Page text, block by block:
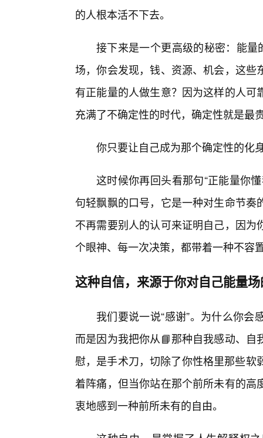
的人根本活不下去。
接下来是一个更高级的秘密：能量
场，你会发现，钱、资源、机会，这
有正能量的人做生意？因为这样的人
充满了不确定性的时代，确定性就是最
你只要让自己成为那个确定性的化
这时候你再回头看那句“正能量你
句轻飘飘的口号，它是一种对生命节
不再需要别人的认可来证明自己，因
个眼神、每一次决策，都带着一种不容
这种自信，来源于你对自己能量
我们要说一说“感谢”。为什么你
而是因为我把你从📘那种自我感动、
慰，是手术刀，切除了你性格里那些
着阵痛，但当你站在那个前所未有的
衷地感到一种前所未有的自由。